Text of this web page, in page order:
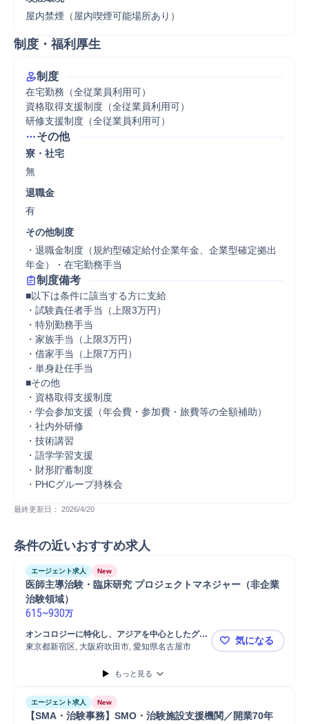
屋内禁煙（屋内喫煙可能場所あり）
制度・福利厚生
制度
在宅勤務（全従業員利用可）
資格取得支援制度（全従業員利用可）
研修支援制度（全従業員利用可）
その他
寮・社宅
無
退職金
有
その他制度
・退職金制度（規約型確定給付企業年金、企業型確定拠出
年金）・在宅勤務手当
制度備考
■以下は条件に該当する方に支給
・試験責任者手当（上限3万円）
・特別勤務手当
・家族手当（上限3万円）
・借家手当（上限7万円）
・単身赴任手当
■その他
・資格取得支援制度
・学会参加支援（年会費・参加費・旅費等の全額補助）
・社内外研修
・技術講習
・語学学習支援
・財形貯蓄制度
・PHCグループ持株会
最終更新日： 2026/4/20
条件の近いおすすめ求人
エージェント求人 New
医師主導治験・臨床研究 プロジェクトマネジャー（非企業
治験領域）
615~930万
オンコロジーに特化し、アジアを中心としたグロ
ーバル展開を進めている優良CRO企業
東京都新宿区, 大阪府吹田市, 愛知県名古屋市 医師主導治
気になる
もっと見る
エージェント求人 New
【SMA・治験事務】SMO・治験施設支援機関／開業70年